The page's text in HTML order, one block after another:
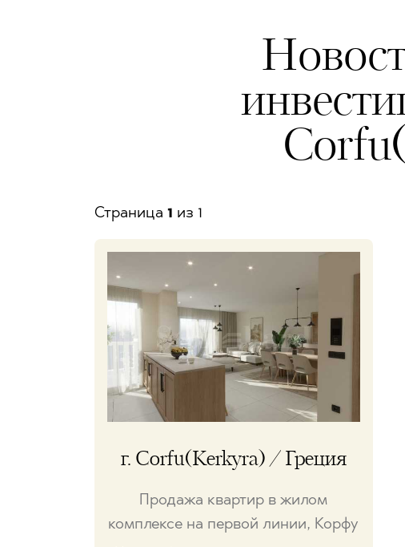
Страницa 1 из 1
г. Corfu(Kerkyra) / Греция
Продажа квартир в жилом
комплексе на первой линии, Корфу